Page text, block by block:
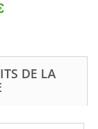
DE LA